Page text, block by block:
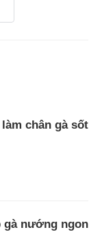
chân gà sốt
gà nướng ngon